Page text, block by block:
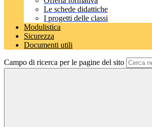
Le schede didattiche
I progetti delle classi
Modulistica
Sicurezza
Documenti utili
Campo di ricerca per le pagine del sito